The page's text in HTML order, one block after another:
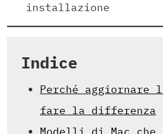
installazione
Indice
Perché aggiornare
fare la differenza